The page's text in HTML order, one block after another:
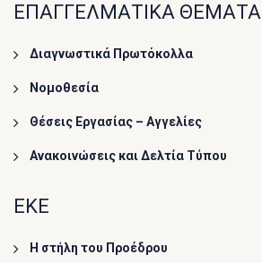
ΕΠΑΓΓΕΛΜΑΤΙΚΑ ΘΕΜΑΤΑ
Διαγνωστικά Πρωτόκολλα
Νομοθεσία
Θέσεις Εργασίας – Αγγελίες
Ανακοινώσεις και Δελτία Τύπου
ΕΚΕ
Η στήλη του Προέδρου